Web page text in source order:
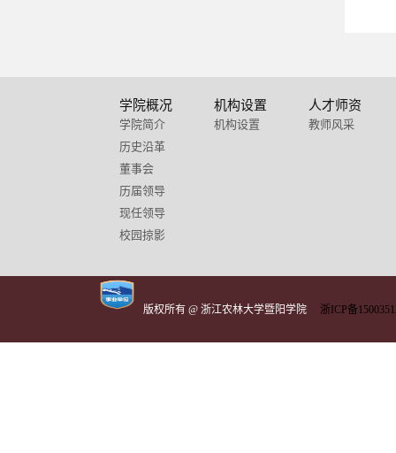
学院概况
学院简介
历史沿革
董事会
历届领导
现任领导
校园掠影
机构设置
机构设置
人才师资
教师风采
版权所有 @ 浙江农林大学暨阳学院 浙ICP备